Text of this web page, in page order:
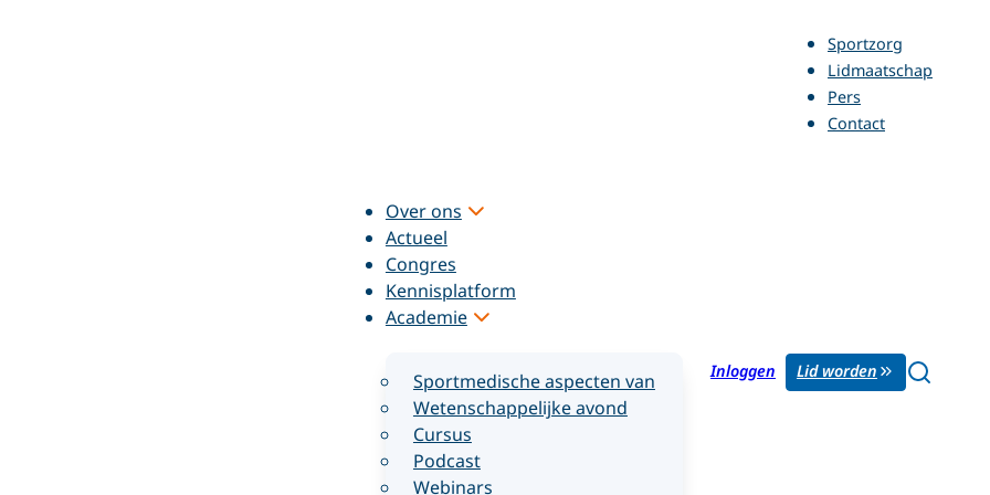
Sportzorg
Lidmaatschap
Pers
Contact
Over ons
Actueel
Congres
Kennisplatform
Academie
Sportmedische aspecten van
Wetenschappelijke avond
Cursus
Podcast
Webinars
Inloggen Lid worden